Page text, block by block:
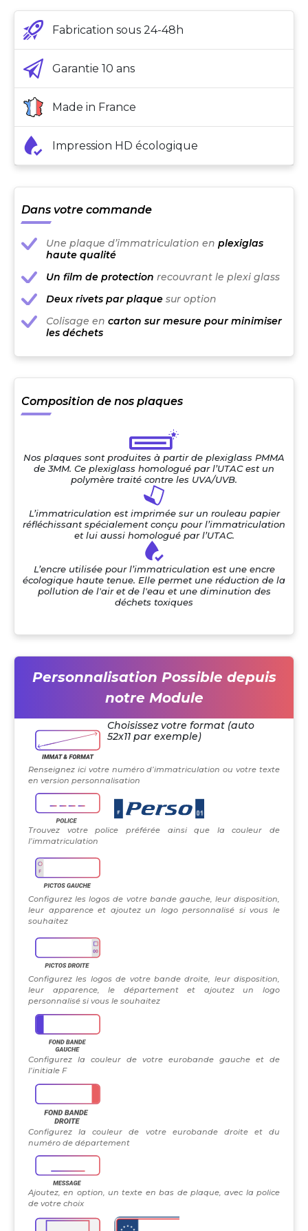
Fabrication sous 24-48h
Garantie 10 ans
Made in France
Impression HD écologique
Dans votre commande
Une plaque d’immatriculation en plexiglas
haute qualité
Un film de protection recouvrant le plexi glass
Deux rivets par plaque sur option
Colisage en carton sur mesure pour minimiser
les déchets
Composition de nos plaques
Nos plaques sont produites à partir de plexiglass PMMA
de 3MM. Ce plexiglass homologué par l’UTAC est un
polymère traité contre les UVA/UVB.
L’immatriculation est imprimée sur un rouleau papier
réfléchissant spécialement conçu pour l’immatriculation
et lui aussi homologué par l’UTAC.
L’encre utilisée pour l’immatriculation est une encre
écologique haute tenue. Elle permet une réduction de la
pollution de l'air et de l'eau et une diminution des
déchets toxiques
Personnalisation Possible depuis
notre Module
Choisissez votre format (auto
52x11 par exemple)
Renseignez ici votre numéro d’immatriculation ou votre texte
en version personnalisation
Trouvez votre police préférée ainsi que la couleur de
l’immatriculation
Configurez les logos de votre bande gauche, leur disposition,
leur apparence et ajoutez un logo personnalisé si vous le
souhaitez
Configurez les logos de votre bande droite, leur disposition,
leur apparence, le département et ajoutez un logo
personnalisé si vous le souhaitez
Configurez la couleur de votre eurobande gauche et de
l’initiale F
Configurez la couleur de votre eurobande droite et du
numéro de département
Ajoutez, en option, un texte en bas de plaque, avec la police
de votre choix